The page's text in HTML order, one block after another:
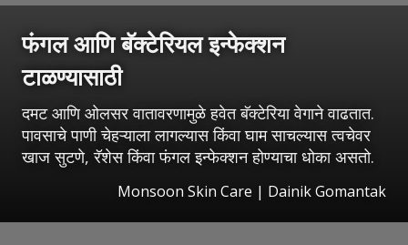
फंगल आणि बॅक्टेरियल इन्फेक्शन
टाळण्यासाठी
दमट आणि ओलसर वातावरणामुळे हवेत बॅक्टेरिया वेगाने वाढतात.
पावसाचे पाणी चेहऱ्याला लागल्यास किंवा घाम साचल्यास त्वचेवर
खाज सुटणे, रॅशेस किंवा फंगल इन्फेक्शन होण्याचा धोका असतो.
Monsoon Skin Care | Dainik Gomantak